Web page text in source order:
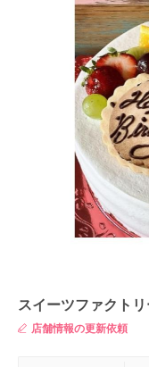
スイーツファクト
店舗情報の更新依頼